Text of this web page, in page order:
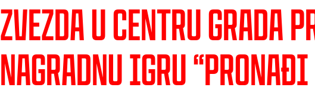
Zvezda u centru grada
nagradnu igru